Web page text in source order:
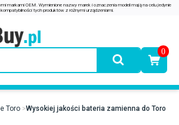
0
Toro
Wysokiej jakości bateria zamienna do Toro